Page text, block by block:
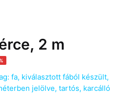
2 m
fa, kiválasztott fából készült,
jelölve, tartós, karcálló